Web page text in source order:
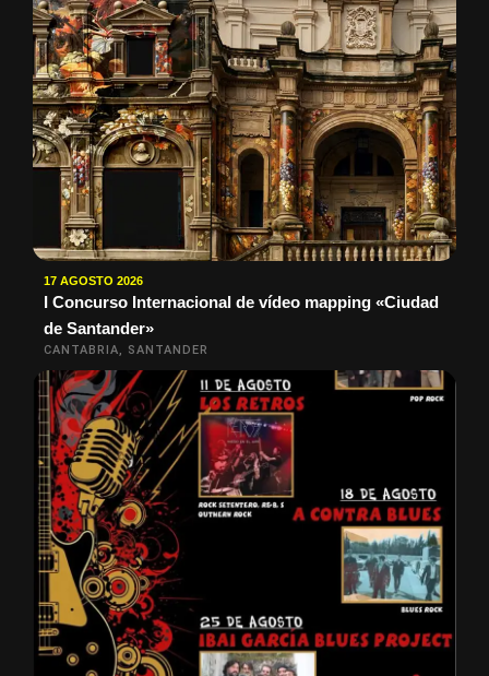
17 AGOSTO 2026
I Concurso Internacional de vídeo mapping «Ciudad
de Santander»
CANTABRIA, SANTANDER